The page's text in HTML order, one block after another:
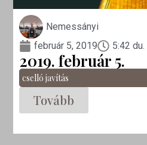
Nemessányi
február 5, 2019
5:42 du.
2019. február 5.
cselló javítás
Tovább